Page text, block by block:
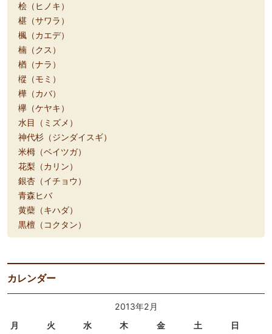
桧（ヒノキ）
椹（サワラ）
楓（カエデ）
楠（クス）
楢（ナラ）
樅（モミ）
樺（カバ）
欅（ケヤキ）
水目（ミズメ）
神代杉（ジンダイスギ）
米栂（ベイツガ）
花梨（カリン）
銀杏（イチョウ）
青森ヒバ
黄蘗（キハダ）
黒檀（コクタン）
カレンダー
2013年2月
月
火 水 木 金 土 日